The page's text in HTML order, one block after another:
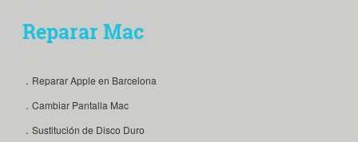
Reparar Mac
．Reparar Apple en Barcelona
．Cambiar Pantalla Mac
．Sustitución de Disco Duro